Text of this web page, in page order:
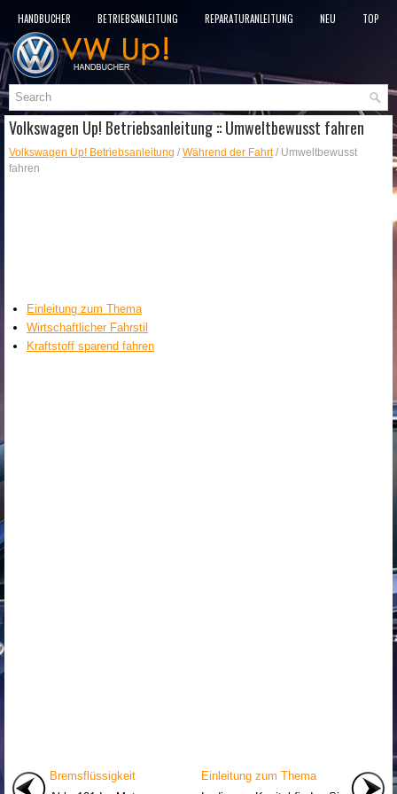
HANDBÜCHER BETRIEBSANLEITUNG REPARATURANLEITUNG NEU
TOP
SITEMAP
Volkswagen Up! Betriebsanleitung :: Umweltbewusst fahren
Volkswagen Up! Betriebsanleitung / Während der Fahrt/ Umweltbewusst
fahren
Einleitung zum Thema
Wirtschaftlicher Fahrstil
Kraftstoff sparend fahren
Bremsflüssigkeit
Einleitung zum Thema